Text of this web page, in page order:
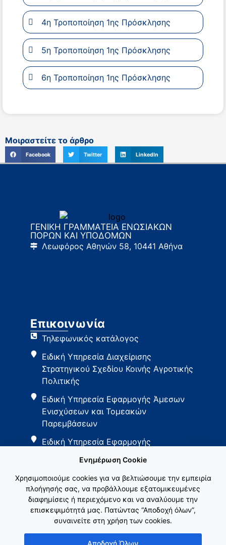
4η Τροποποίηση 1ης Πρόσκλησης
5η Τροποποίηση 1ης Πρόσκλησης
6η Τροποποίηση 1ης Πρόσκλησης
Μοιραστείτε το άρθρο
Facebook Twitter LinkedIn
ΓΕΝΙΚΗ ΓΡΑΜΜΑΤΕΙΑ ΕΝΩΣΙΑΚΩΝ
ΠΟΡΩΝ ΚΑΙ ΥΠΟΔΟΜΩΝ
Λεωφόρος Αθηνών 58, 10441 Αθήνα
Επικοινωνία
Τηλεφωνικός κατάλογος
Ειδική Υπηρεσία Διαχείρισης
Στρατηγικού Σχεδίου Κοινής Αγροτικής
Πολιτικής
Ειδική Υπηρεσία Εφαρμογής Άμεσων
Ενισχύσεων και Τομεακών
Παρεμβάσεων
Ειδική Υπηρεσία Εφαρμογής
Εθνικό Δίκτυο ΚΑΠ
Ενημέρωση Cookie
Χρησιμοποιούμε cookies για να βελτιώσουμε την εμπειρία
πλοήγησής σας, να προβάλλουμε εξατομικευμένες
διαφημίσεις ή περιεχόμενο και να αναλύουμε την
επισκεψιμότητά μας. Πατώντας “Αποδοχή όλων”,
συναινείτε στη χρήση των cookies.
Αποδοχή Όλων